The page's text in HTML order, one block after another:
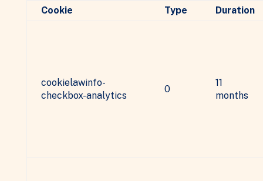
Cookie Type Duration
cookielawinfo-
checkbox-analytics
0
11
months
Màrqueting
augmenteu les
possibilitats de